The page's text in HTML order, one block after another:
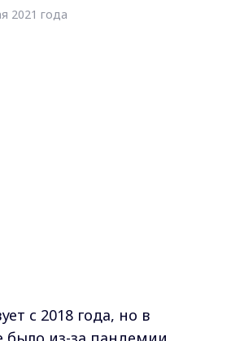
2021 года
с 2018 года, но в